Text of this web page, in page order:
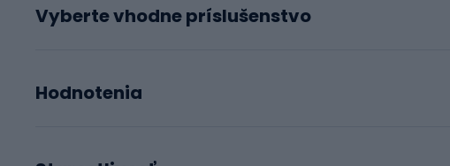
Vyberte vhodne príslušenstvo
Hodnotenia